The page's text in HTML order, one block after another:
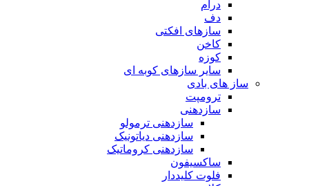
درام
دف
سازهای افکتی
کاخن
کوزه
سایر سازهای کوبه ای
ساز های بادی
ترومپت
سازدهنی
سازدهنی ترمولو
سازدهنی دیاتونیک
سازدهنی کروماتیک
ساکسیفون
فلوت کلیددار